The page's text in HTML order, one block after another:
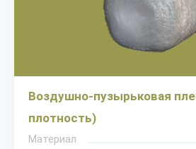
Воздушно-пузырьковая
плотность)
Материал